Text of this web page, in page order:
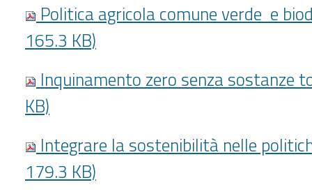
Politica agricola comune verde e
165.3 KB)
Inquinamento zero senza sostanze
KB)
Integrare la sostenibilità nelle
179.3 KB)